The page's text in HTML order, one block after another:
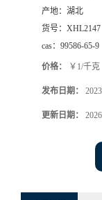
产地： 湖北
货号： XHL2147
cas： 99586-65-9
价格： ￥1/千克
发布日期：
更新日期：